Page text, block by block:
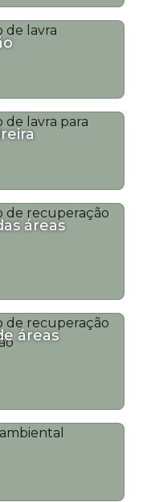
áreas
áreas